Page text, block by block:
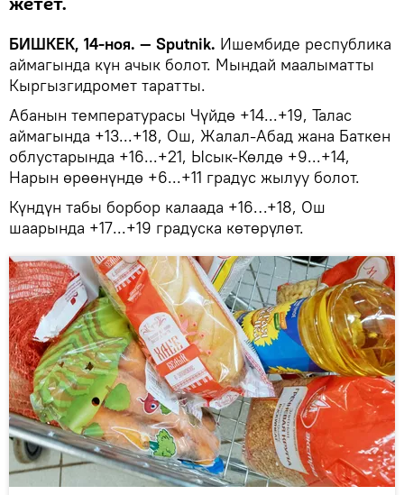
БИШКЕК, 14-ноя. — Sputnik. Ишембиде республика
аймагында күн ачык болот. Мындай маалыматты
Кыргызгидромет таратты.
Абанын температурасы Чүйдө +14...+19, Талас
аймагында +13...+18, Ош, Жалал-Абад жана Баткен
облустарында +16...+21, Ысык-Көлдө +9...+14,
Нарын өрөөнүндө +6...+11 градус жылуу болот.
Күндүн табы борбор калаада +16…+18, Ош
шаарында +17...+19 градуска көтөрүлөт.